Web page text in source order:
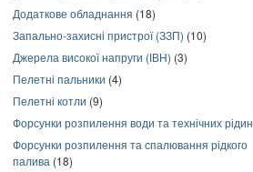
Додаткове обладнання (18)
Запально-захисні пристрої (ЗЗП) (10)
Джерела високої напруги (ІВН) (3)
Пелетні пальники (4)
Пелетні котли (9)
Форсунки розпилення води та технічних рідин
Форсунки розпилення та спалювання рідкого
палива (18)